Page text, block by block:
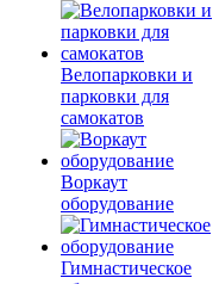
Велопарковки и
парковки для
самокатов
Воркаут
оборудование
Гимнастическое